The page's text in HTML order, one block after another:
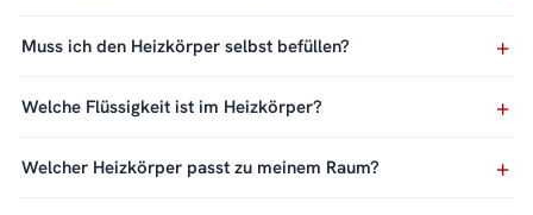
Muss ich den Heizkörper selbst befüllen?
Welche Flüssigkeit ist im Heizkörper?
Welcher Heizkörper passt zu meinem Raum?